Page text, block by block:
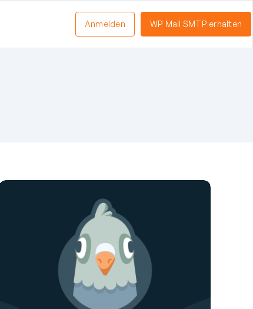
Anmelden WP Mail SMTP erhalten